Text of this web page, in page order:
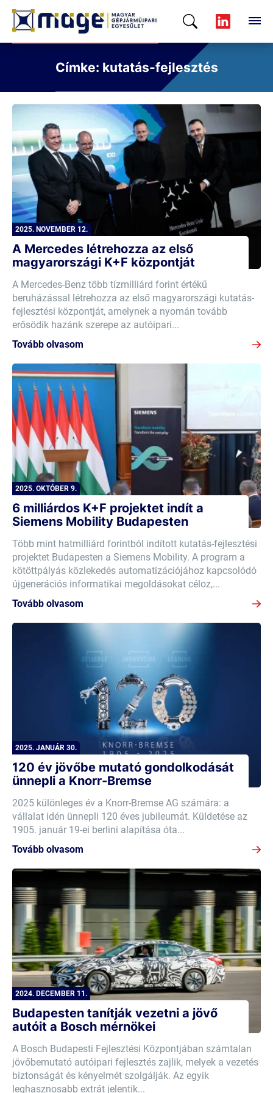
Címke: kutatás-fejlesztés
2025. NOVEMBER 12.
A Mercedes létrehozza az első
magyarországi K+F központját
A Mercedes-Benz több tízmilliárd forint értékű
beruházással létrehozza az első magyarországi kutatás-
fejlesztési központját, amelynek a nyomán tovább
erősödik hazánk szerepe az autóipari...
Tovább olvasom
2025. OKTÓBER 9.
6 milliárdos K+F projektet indít a
Siemens Mobility Budapesten
Több mint hatmilliárd forintból indított kutatás-fejlesztési
projektet Budapesten a Siemens Mobility. A program a
kötöttpályás közlekedés automatizációjához kapcsolódó
újgenerációs informatikai megoldásokat céloz,...
Tovább olvasom
2025. JANUÁR 30.
120 év jövőbe mutató gondolkodását
ünnepli a Knorr-Bremse
2025 különleges év a Knorr-Bremse AG számára: a
vállalat idén ünnepli 120 éves jubileumát. Küldetése az
1905. január 19-ei berlini alapítása óta...
Tovább olvasom
2024. DECEMBER 11.
Budapesten tanítják vezetni a jövő
autóit a Bosch mérnökei
A Bosch Budapesti Fejlesztési Központjában számtalan
jövőbemutató autóipari fejlesztés zajlik, melyek a vezetés
biztonságát és kényelmét szolgálják. Az egyik
leghasznosabb extrát jelentik...